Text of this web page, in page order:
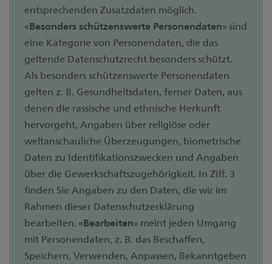
entsprechenden Zusatzdaten möglich.
«Besonders schützenswerte Personendaten» sind
eine Kategorie von Personendaten, die das
geltende Datenschutzrecht besonders schützt.
Als besonders schützenswerte Personendaten
gelten z. B. Gesundheitsdaten, ferner Daten, aus
denen die rassische und ethnische Herkunft
hervorgeht, Angaben über religiöse oder
weltanschauliche Überzeugungen, biometrische
Daten zu Identifikationszwecken und Angaben
über die Gewerkschaftszugehörigkeit. In Ziff. 3
finden Sie Angaben zu den Daten, die wir im
Rahmen dieser Datenschutzerklärung
bearbeiten. «Bearbeiten» meint jeden Umgang
mit Personendaten, z. B. das Beschaffen,
Speichern, Verwenden, Anpassen, Bekanntgeben